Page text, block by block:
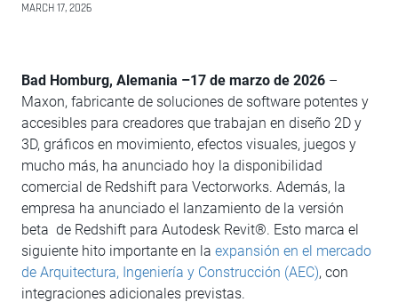
MARCH 17, 2026
Bad Homburg, Alemania –17 de marzo de 2026 –
Maxon, fabricante de soluciones de software potentes y
accesibles para creadores que trabajan en diseño 2D y
3D, gráficos en movimiento, efectos visuales, juegos y
mucho más, ha anunciado hoy la disponibilidad
comercial de Redshift para Vectorworks. Además, la
empresa ha anunciado el lanzamiento de la versión
beta de Redshift para Autodesk Revit®. Esto marca el
siguiente hito importante en la expansión en el mercado
de Arquitectura, Ingeniería y Construcción (AEC), con
integraciones adicionales previstas.